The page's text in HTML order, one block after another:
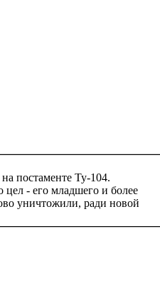
постаменте Ту-104.
- его младшего и более
уничтожили, ради новой